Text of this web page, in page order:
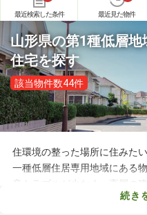
最近検索した条件 最近見た物件
山形県の第1種低層
住宅を探す
該当物件数44件
住環境の整った場所に住みた
一種低層住居専用地域にある
音トラブルが少なく、高層の
ことから、住環境に優れたエ
続き